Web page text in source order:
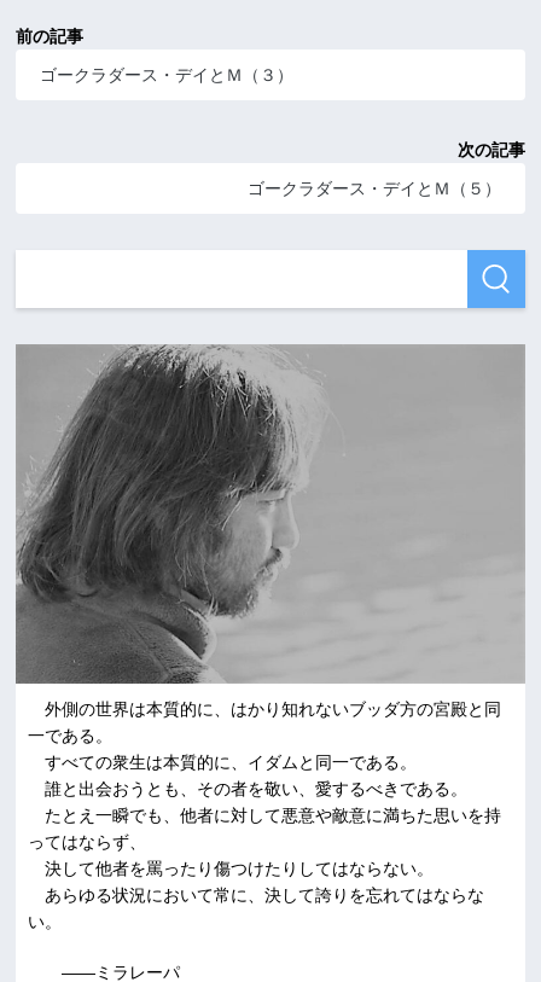
前の記事
ゴークラダース・デイとＭ（３）
次の記事
ゴークラダース・デイとＭ（５）
外側の世界は本質的に、はかり知れないブッダ方の宮殿と同
一である。
すべての衆生は本質的に、イダムと同一である。
誰と出会おうとも、その者を敬い、愛するべきである。
たとえ一瞬でも、他者に対して悪意や敵意に満ちた思いを持
ってはならず、
決して他者を罵ったり傷つけたりしてはならない。
あらゆる状況において常に、決して誇りを忘れてはならな
い。
――ミラレーパ